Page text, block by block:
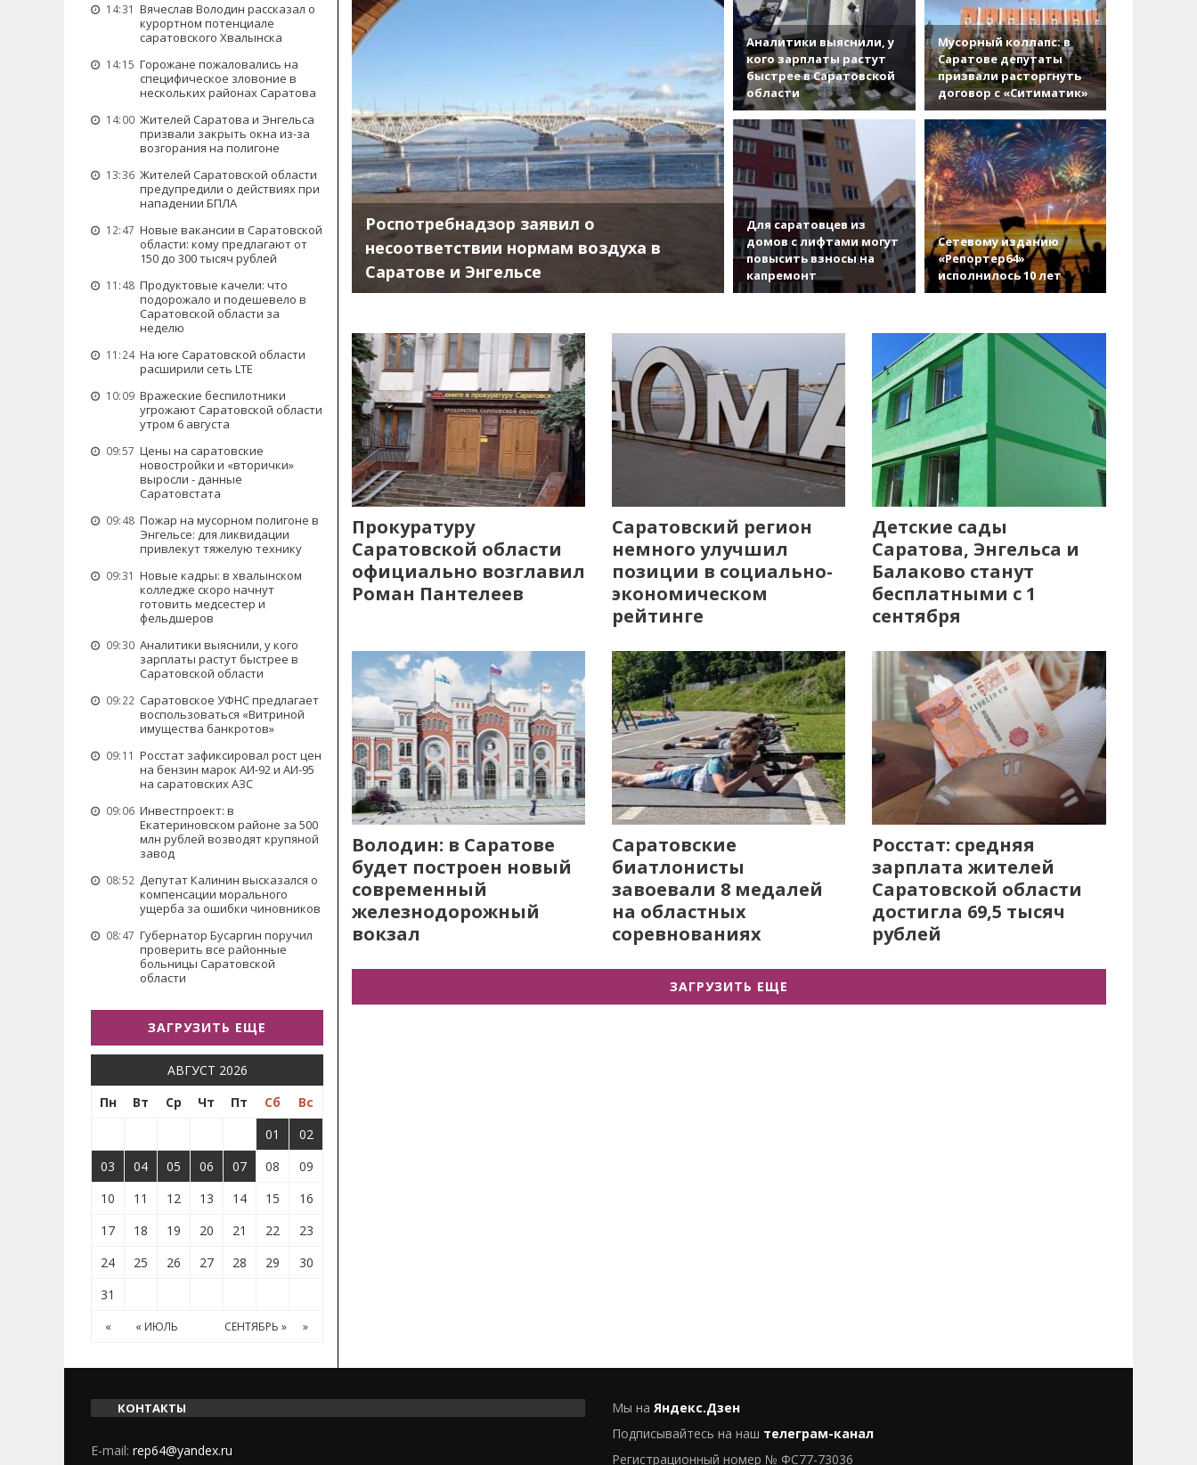
14:31 Вячеслав Володин рассказал о
курортном потенциале
саратовского Хвалынска
14:15 Горожане пожаловались на
специфическое зловоние в
нескольких районах Саратова
14:00 Жителей Саратова и Энгельса
призвали закрыть окна из-за
возгорания на полигоне
13:36 Жителей Саратовской области
предупредили о действиях при
нападении БПЛА
12:47 Новые вакансии в Саратовской
области: кому предлагают от
150 до 300 тысяч рублей
11:48 Продуктовые качели: что
подорожало и подешевело в
Саратовской области за
неделю
11:24 На юге Саратовской области
расширили сеть LTE
10:09 Вражеские беспилотники
угрожают Саратовской области
утром 6 августа
09:57 Цены на саратовские
новостройки и «вторички»
выросли - данные
Саратовстата
09:48 Пожар на мусорном полигоне в
Энгельсе: для ликвидации
привлекут тяжелую технику
09:31 Новые кадры: в хвалынском
колледже скоро начнут
готовить медсестер и
фельдшеров
09:30 Аналитики выяснили, у кого
зарплаты растут быстрее в
Саратовской области
09:22 Саратовское УФНС предлагает
воспользоваться «Витриной
имущества банкротов»
09:11 Росстат зафиксировал рост цен
на бензин марок АИ-92 и АИ-95
на саратовских АЗС
09:06 Инвестпроект: в
Екатериновском районе за 500
млн рублей возводят крупяной
завод
08:52 Депутат Калинин высказался о
компенсации морального
ущерба за ошибки чиновников
08:47 Губернатор Бусаргин поручил
проверить все районные
больницы Саратовской
области
ЗАГРУЗИТЬ ЕЩЕ
АВГУСТ 2026
Пн
Вт Ср Чт Пт Сб
Вс
01
02
03
04 05 06 07 08
09
10
11 12 13 14 15
16
17
18 19 20 21 22
23
24
25 26 27 28 29
30
31
« « ИЮЛЬ СЕНТЯБРЬ » »
Роспотребнадзор заявил о
несоответствии нормам воздуха в
Саратове и Энгельсе
Аналитики выяснили, у
кого зарплаты растут
быстрее в Саратовской
области
Мусорный коллапс: в
Саратове депутаты
призвали расторгнуть
договор с «Ситиматик»
Для саратовцев из
домов с лифтами могут
повысить взносы на
капремонт
Сетевому изданию
«Репортер64»
исполнилось 10 лет
Прокуратуру
Саратовской области
официально возглавил
Роман Пантелеев
Саратовский регион
немного улучшил
позиции в социально-
экономическом
рейтинге
Детские сады
Саратова, Энгельса и
Балаково станут
бесплатными с 1
сентября
Володин: в Саратове
будет построен новый
современный
железнодорожный
вокзал
Саратовские
биатлонисты
завоевали 8 медалей
на областных
соревнованиях
Росстат: средняя
зарплата жителей
Саратовской области
достигла 69,5 тысяч
рублей
ЗАГРУЗИТЬ ЕЩЕ
КОНТАКТЫ
E-mail: rep64@yandex.ru
Мы на Яндекс.Дзен
Подписывайтесь на наш телеграм-канал
Регистрационный номер № ФС77-73036